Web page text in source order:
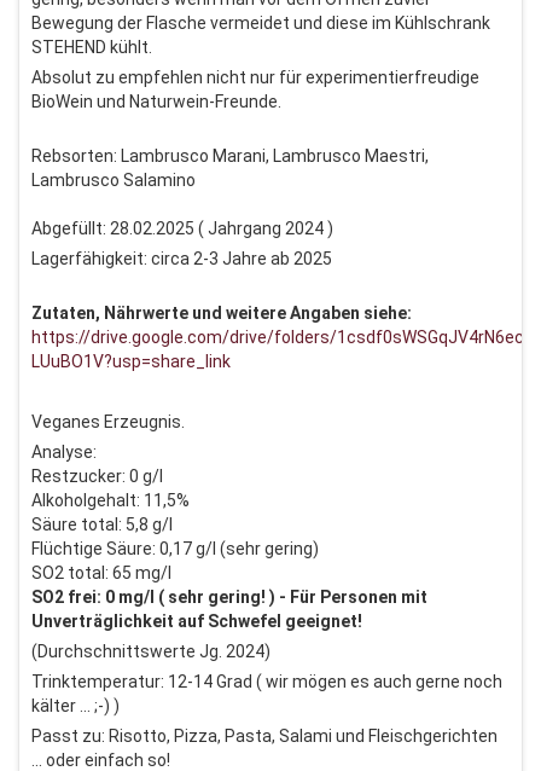
Bewegung der Flasche vermeidet und diese im Kühlschrank
STEHEND kühlt.
Absolut zu empfehlen nicht nur für experimentierfreudige
BioWein und Naturwein-Freunde.
Rebsorten: Lambrusco Marani, Lambrusco Maestri,
Lambrusco Salamino
Abgefüllt: 28.02.2025 ( Jahrgang 2024 )
Lagerfähigkeit: circa 2-3 Jahre ab 2025
Zutaten, Nährwerte und weitere Angaben siehe:
https://drive.google.com/drive/folders/
LUuBO1V?usp=share_link
Veganes Erzeugnis.
Analyse:
Restzucker: 0 g/l
Alkoholgehalt: 11,5%
Säure total: 5,8 g/l
Flüchtige Säure: 0,17 g/l (sehr gering)
SO2 total: 65 mg/l
SO2 frei: 0 mg/l ( sehr gering! ) - Für Personen mit
Unverträglichkeit auf Schwefel geeignet!
(Durchschnittswerte Jg. 2024)
Trinktemperatur: 12-14 Grad ( wir mögen es auch gerne noch
kälter ... ;-) )
Passt zu: Risotto, Pizza, Pasta, Salami und Fleischgerichten
... oder einfach so!